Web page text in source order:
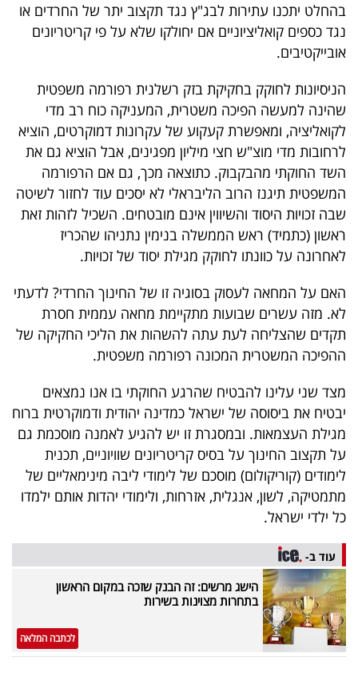
בהחלט יתכנו עתירות לבג"ץ נגד תקצוב יתר של החרדים או
נגד כספים קואליציוניים אם יחולקו שלא על פי קריטריונים
אובייקטיבים.
הניסיונות לחוקק בחקיקת בזק רשלנית רפורמה משפטית
שהינה למעשה הפיכה משטרית, המעניקה כוח רב מדי
לקואליציה, ומאפשרת קעקוע של עקרונות דמוקרטים, הוציא
לרחובות מדי מוצ"ש חצי מיליון מפגינים, אבל הוציא גם את
השד החוקתי מהבקבוק. כתוצאה מכך, גם אם הרפורמה
המשפטית תיגנז הרוב הליבראלי לא יסכים עוד לחזור לשיטה
שבה זכויות היסוד והשיווין אינם מובטחים. השכיל לזהות זאת
ראשון (כתמיד) ראש הממשלה בנימין נתניהו שהכריז
לאחרונה על כוונתו לחוקק מגילת יסוד של זכויות.
האם על המחאה לעסוק בסוגיה זו של החינוך החרדי? לדעתי
לא. מזה עשרים שבועות מתקיימת מחאה עממית חסרת
תקדים שהצליחה לעת עתה להשהות את הליכי החקיקה של
ההפיכה המשטרית המכונה רפורמה משפטית.
מצד שני עלינו להבטיח שהרגע החוקתי בו אנו נמצאים
יבטיח את ביסוסה של ישראל כמדינה יהודית ודמוקרטית ברוח
מגילת העצמאות. ובמסגרת זו יש להגיע לאמנה מוסכמת גם
על תקצוב החינוך על בסיס קריטריונים שוויוניים, תכנית
לימודים (קוריקולום) מוסכם של לימודי ליבה מינימאליים של
מתמטיקה, לשון, אנגלית, אזרחות, ולימודי יהדות אותם ילמדו
כל ילדי ישראל.
עוד ב-
הישג מרשים: זה הבנק שזכה במקום הראשון
בתחרות מצוינות בשירות
לכתבה המלאה